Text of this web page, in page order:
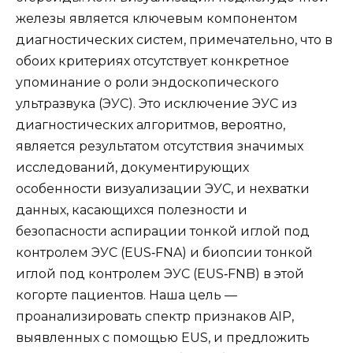
железы является ключевым компонентом
диагностических систем, примечательно, что в
обоих критериях отсутствует конкретное
упоминание о роли эндоскопического
ультразвука (ЭУС). Это исключение ЭУС из
диагностических алгоритмов, вероятно,
является результатом отсутствия значимых
исследований, документирующих
особенности визуализации ЭУС, и нехватки
данных, касающихся полезности и
безопасности аспирации тонкой иглой под
контролем ЭУС (EUS‐FNA) и биопсии тонкой
иглой под контролем ЭУС (EUS‐FNB) в этой
когорте пациентов. Наша цель —
проанализировать спектр признаков AIP,
выявленных с помощью EUS, и предложить